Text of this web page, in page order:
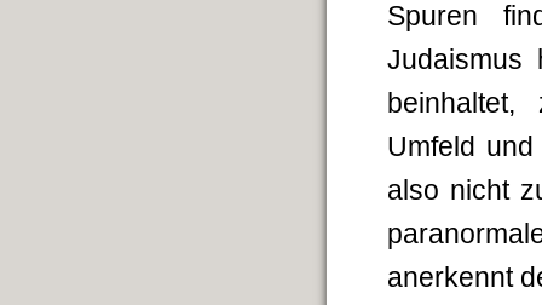
Spuren
Judaismus
Umfeld
also nicht
anerkennt